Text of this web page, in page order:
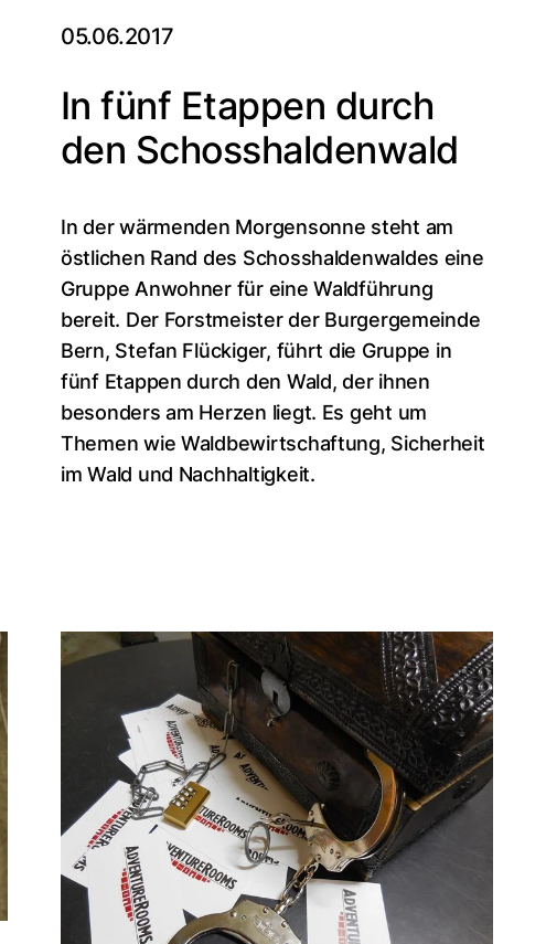
05.06.2017
In fünf Etappen durch
den Schosshaldenwald
In der wärmenden Morgensonne steht am
östlichen Rand des Schosshaldenwaldes eine
Gruppe Anwohner für eine Waldführung
bereit. Der Forstmeister der Burgergemeinde
Bern, Stefan Flückiger, führt die Gruppe in
fünf Etappen durch den Wald, der ihnen
besonders am Herzen liegt. Es geht um
Themen wie Waldbewirtschaftung, Sicherheit
im Wald und Nachhaltigkeit.